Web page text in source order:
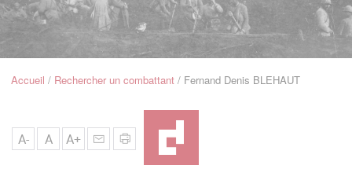
Navigation
FilAccueil Rechercher un combattant Fernand Denis BLEHAUT
A- A A+